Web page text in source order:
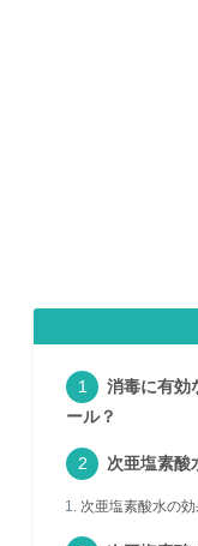
消毒に有効
ール？
次亜塩素酸
次亜塩素酸水の